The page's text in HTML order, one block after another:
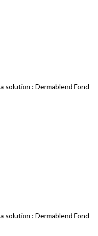
solution : Dermablend Fond
solution : Dermablend Fond